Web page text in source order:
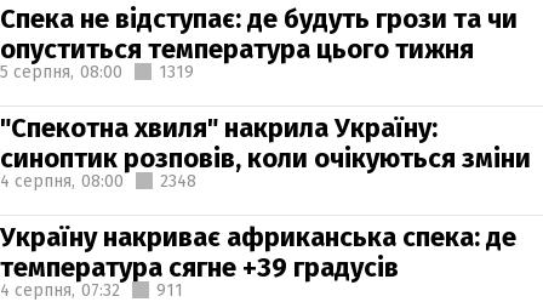
Спека не відступає: де будуть грози та чи
опуститься температура цього тижня
5 серпня, 08:00 1319
"Спекотна хвиля" накрила Україну:
синоптик розповів, коли очікуються зміни
4 серпня, 08:00 2348
Україну накриває африканська спека: де
температура сягне +39 градусів
4 серпня, 07:32 911